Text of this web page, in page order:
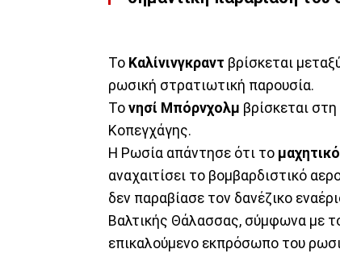
Το Καλίνινγκραντ βρίσκεται
ρωσική στρατιωτική παρουσία.
Το νησί Μπόρνχολμ βρίσκεται
Κοπεγχάγης.
Η Ρωσία απάντησε ότι το
αναχαιτίσει το βομβαρδιστικό
δεν παραβίασε τον δανέζικο
Βαλτικής Θάλασσας, σύμφωνα με
επικαλούμενο εκπρόσωπο του